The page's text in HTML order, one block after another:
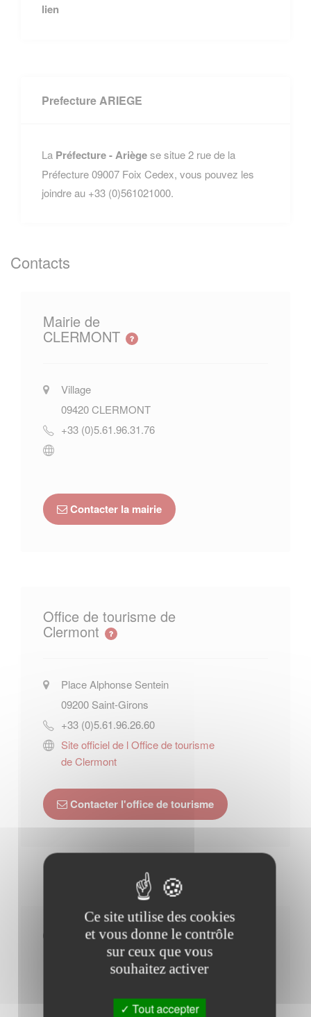
lien
Prefecture ARIEGE
La Préfecture - Ariègese situe 2 rue de la
Préfecture 09007 Foix Cedex, vous pouvez les
joindre au +33 (0)561021000.
Contacts
Mairie de
CLERMONT
Village
09420CLERMONT
+33 (0)5.61.96.31.76
Contacter la mairie
Office de tourisme de
Clermont
Place Alphonse Sentein
09200 Saint-Girons
+33 (0)5.61.96.26.60
Site officiel de l Office de tourisme
de Clermont
Contacter l'office de tourisme
Horaires Mairie
Mardi : - 14h30 à 18h00
Ce site utilise des cookies
et vous donne le contrôle
sur ceux que vous
souhaitez activer
Tout accepter